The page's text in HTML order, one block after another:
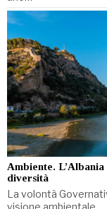
Ambiente.
diversità
La volontà